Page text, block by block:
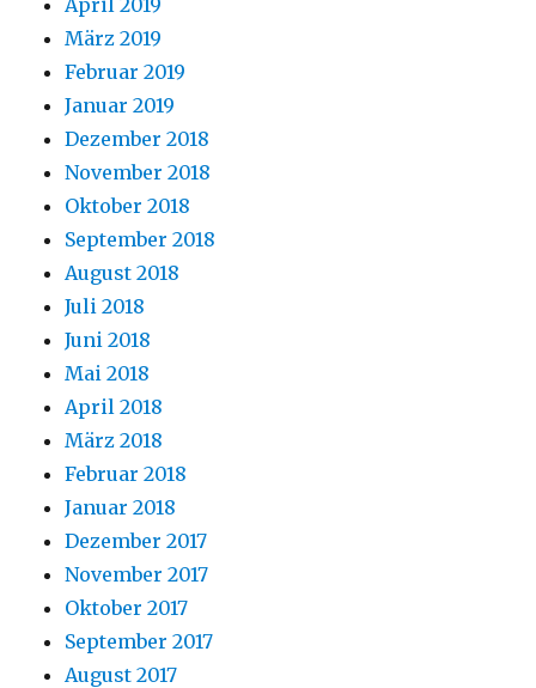
April 2019
März 2019
Februar 2019
Januar 2019
Dezember 2018
November 2018
Oktober 2018
September 2018
August 2018
Juli 2018
Juni 2018
Mai 2018
April 2018
März 2018
Februar 2018
Januar 2018
Dezember 2017
November 2017
Oktober 2017
September 2017
August 2017